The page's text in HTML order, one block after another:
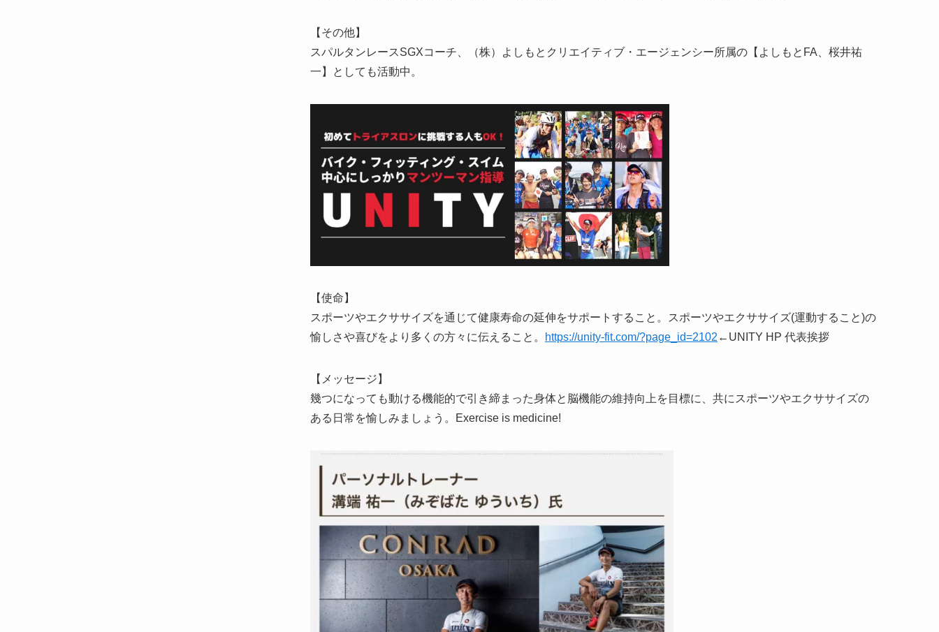
【その他】
スパルタンレースSGXコーチ、（株）よしもとクリエイティブ・エージェンシー所属の【よしもとFA、桜井祐
一】としても活動中。
【使命】
スポーツやエクササイズを通じて健康寿命の延伸をサポートすること。スポーツやエクササイズ(運動すること)の
愉しさや喜びをより多くの方々に伝えること。
https://unity-fit.com/?page_id=2102 ←UNITY HP 代表挨拶
【メッセージ】
幾つになっても動ける機能的で引き締まった身体と脳機能の維持向上を目標に、共にスポーツやエクササイズの
ある日常を愉しみましょう。Exercise is medicine!